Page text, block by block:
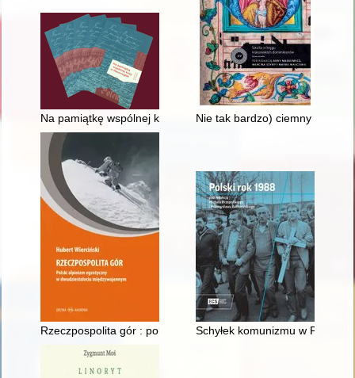
Na pamiątkę wspólnej kozy w Hausvogtei : katalog wystawy
Nie tak bardzo) ciemny okres :
Rzeczpospolita gór : polski alpinizm egzotyczny w
Schyłek komunizmu w Polsce